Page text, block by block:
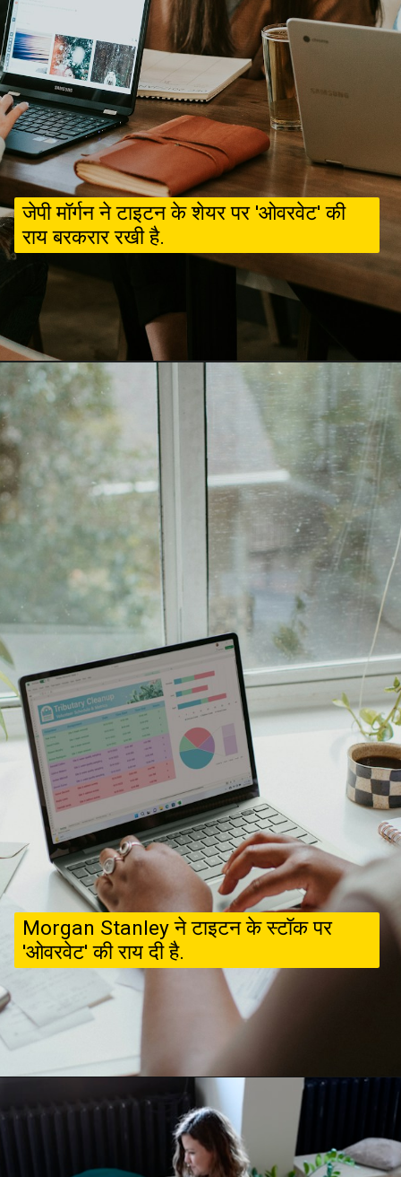
जेपी मॉर्गन ने टाइटन के शेयर पर 'ओवरवेट' की
राय बरकरार रखी है.
Morgan Stanley ने टाइटन के स्‍टॉक पर
'ओवरवेट' की राय दी है.